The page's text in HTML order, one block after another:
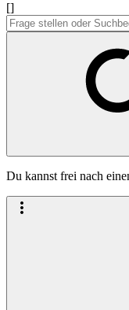
[]
Du kannst frei nach